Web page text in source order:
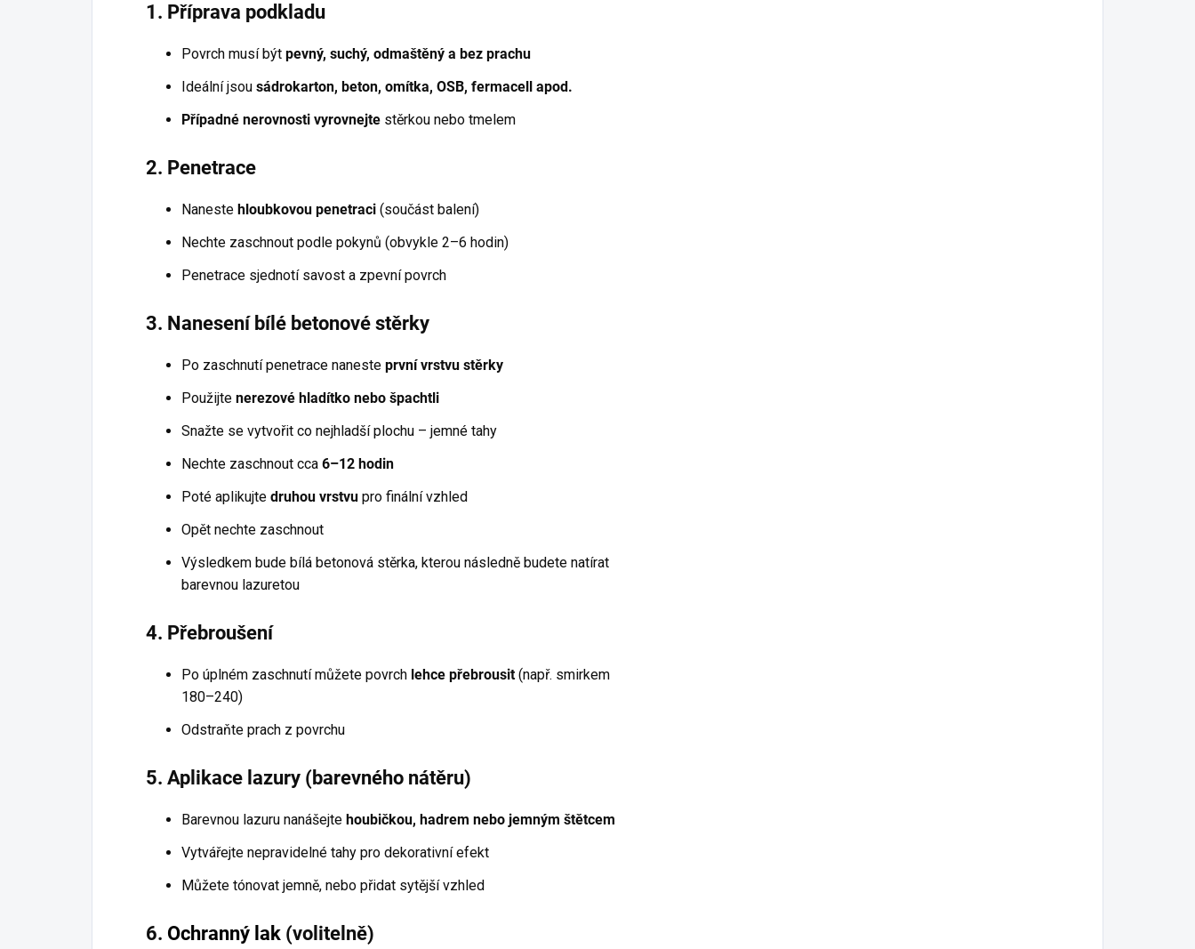
1. Příprava podkladu
Povrch musí být pevný, suchý, odmaštěný a bez prachu
Ideální jsou sádrokarton, beton, omítka, OSB, fermacell apod.
Případné nerovnosti vyrovnejte stěrkou nebo tmelem
2. Penetrace
Naneste hloubkovou penetraci (součást balení)
Nechte zaschnout podle pokynů (obvykle 2–6 hodin)
Penetrace sjednotí savost a zpevní povrch
3. Nanesení bílé betonové stěrky
Po zaschnutí penetrace naneste první vrstvu stěrky
Použijte nerezové hladítko nebo špachtli
Snažte se vytvořit co nejhladší plochu – jemné tahy
Nechte zaschnout cca 6–12 hodin
Poté aplikujte druhou vrstvu pro finální vzhled
Opět nechte zaschnout
Výsledkem bude bílá betonová stěrka, kterou následně budete natírat
barevnou lazuretou
4. Přebroušení
Po úplném zaschnutí můžete povrch lehce přebrousit(např. smirkem
180–240)
Odstraňte prach z povrchu
5. Aplikace lazury (barevného nátěru)
Barevnou lazuru nanášejte houbičkou, hadrem nebo jemným štětcem
Vytvářejte nepravidelné tahy pro dekorativní efekt
Můžete tónovat jemně, nebo přidat sytější vzhled
6. Ochranný lak (volitelně)